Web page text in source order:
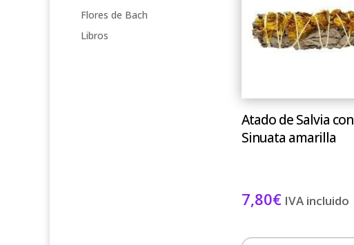
Flores de Bach
Libros
Atado de Salvia con
Sinuata amarilla
7,80€ IVA incluido